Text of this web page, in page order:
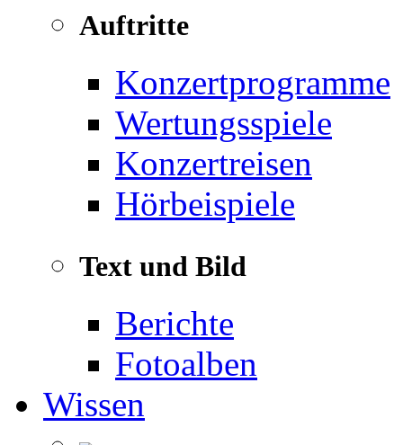
Auftritte
Konzertprogramme
Wertungsspiele
Konzertreisen
Hörbeispiele
Text und Bild
Berichte
Fotoalben
Wissen